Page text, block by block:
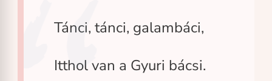
Tánci, tánci, galambáci,
Itthol van a Gyuri bácsi.